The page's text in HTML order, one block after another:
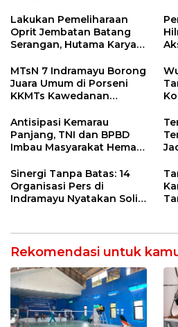
Lakukan Pemeliharaan
Oprit Jembatan Batang
Serangan, Hutama Karya
55 Tol Binjai–Langsa
MTsN 7 Indramayu Borong
Juara Umum di Porseni
KKMTs Kawedanan
Antisipasi Kemarau
Panjang, TNI dan BPBD
Imbau Masyarakat Hemat
Kebakaran
Sinergi Tanpa Batas: 14
Organisasi Pers di
Indramayu Nyatakan Solid
Rekomendasi untuk